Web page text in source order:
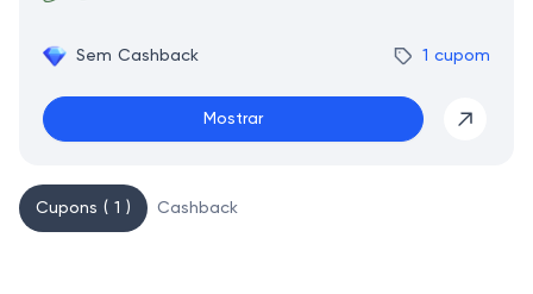
Sem Cashback 1 cupom
Mostrar
Cupons ( 1 ) Cashback